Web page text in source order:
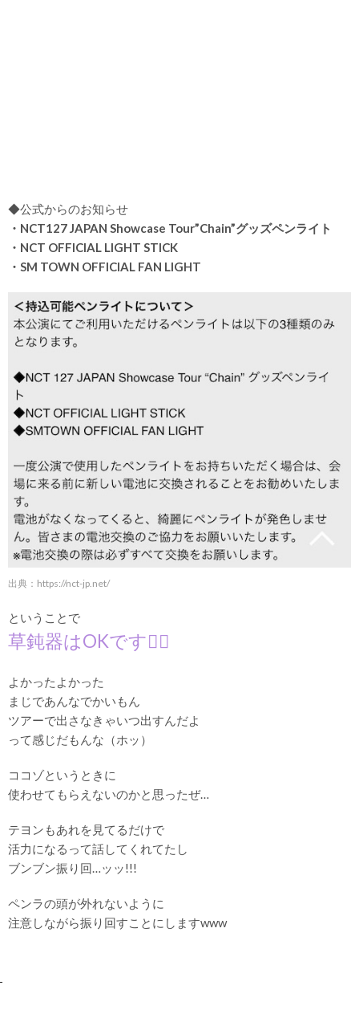
◆公式からのお知らせ
・NCT127 JAPAN Showcase Tour”Chain”グッズペンライト
・NCT OFFICIAL LIGHT STICK
・SM TOWN OFFICIAL FAN LIGHT
出典： https://nct-jp.net/
ということで
草鈍器はOKです🙆‍♀️
よかったよかった
まじであんなでかいもん
ツアーで出さなきゃいつ出すんだよ
って感じだもんな（ホッ）
ココゾというときに
使わせてもらえないのかと思ったぜ…
テヨンもあれを見てるだけで
活力になるって話してくれてたし
ブンブン振り回…ッッ!!!
ペンラの頭が外れないように
注意しながら振り回すことにしますwww